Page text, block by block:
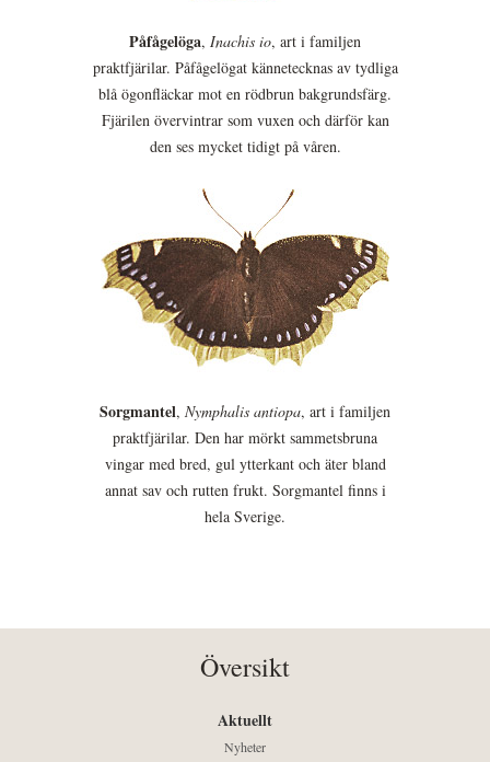
Påfågelöga, Inachis io, art i familjen
praktfjärilar. Påfågelögat kännetecknas av tydliga
blå ögonfläckar mot en rödbrun bakgrundsfärg.
Fjärilen övervintrar som vuxen och därför kan
den ses mycket tidigt på våren.
Sorgmantel, Nymphalis antiopa, art i familjen
praktfjärilar. Den har mörkt sammetsbruna
vingar med bred, gul ytterkant och äter bland
annat sav och rutten frukt. Sorgmantel finns i
hela Sverige.
Översikt
Aktuellt
Nyheter